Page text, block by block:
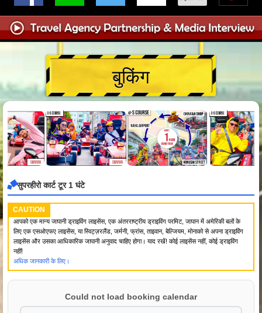
बुकिंग
सुपरहीरो कार्ट टूर 1 घंटे
CAUTION
आपको एक मान्य जापानी ड्राइविंग लाइसेंस, एक अंतरराष्ट्रीय ड्राइविंग परमिट, जापान में अमेरिकी बलों के
लिए एक एसओएफए लाइसेंस, या स्विट्ज़रलैंड, जर्मनी, फ्रांस, ताइवान, बेल्जियम, मोनाको से अपना ड्राइविंग
लाइसेंस और उसका आधिकारिक जापानी अनुवाद चाहिए होगा। याद रखें! कोई लाइसेंस नहीं, कोई ड्राइविंग
नहीं!
अधिक जानकारी के लिए।
Could not load booking calendar